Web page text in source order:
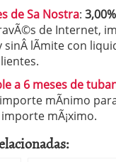
de Sa Nostra:
de Internet,
sinÂ lÃ­mite con
a 6 meses de
mÃ­nimo
importe mÃ¡ximo.